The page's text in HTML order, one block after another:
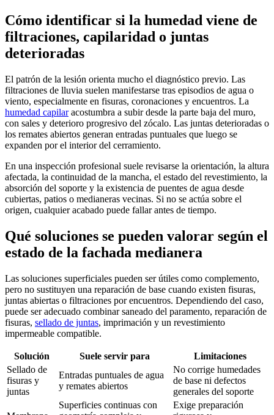
Cómo identificar si la humedad viene de
filtraciones, capilaridad o juntas
deterioradas
El patrón de la lesión orienta mucho el diagnóstico previo. Las
filtraciones de lluvia suelen manifestarse tras episodios de agua o
viento, especialmente en fisuras, coronaciones y encuentros. La
humedad capilaracostumbra a subir desde la parte baja del muro,
con sales y deterioro progresivo del zócalo. Las juntas deterioradas o
los remates abiertos generan entradas puntuales que luego se
expanden por el interior del cerramiento.
En una inspección profesional suele revisarse la orientación, la altura
afectada, la continuidad de la mancha, el estado del revestimiento, la
absorción del soporte y la existencia de puentes de agua desde
cubiertas, patios o medianeras vecinas. Si no se actúa sobre el
origen, cualquier acabado puede fallar antes de tiempo.
Qué soluciones se pueden valorar según el
estado de la fachada medianera
Las soluciones superficiales pueden ser útiles como complemento,
pero no sustituyen una reparación de base cuando existen fisuras,
juntas abiertas o filtraciones por encuentros. Dependiendo del caso,
puede ser adecuado combinar saneado del paramento, reparación de
fisuras, sellado de juntas, imprimación y un revestimiento
impermeable compatible.
Solución Suele servir para
Limitaciones
Sellado de
fisuras y
juntas
Entradas puntuales de agua
y remates abiertos
No corrige humedades
de base ni defectos
generales del soporte
Superficies continuas con
Exige preparación